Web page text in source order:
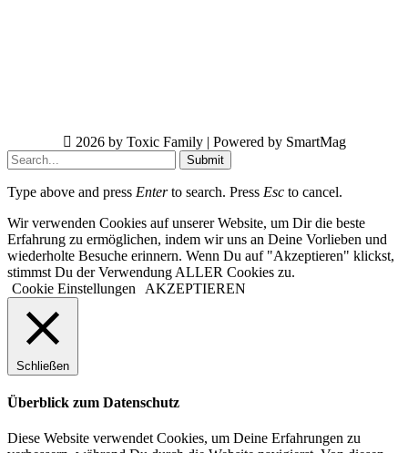
2026 by Toxic Family | Powered by SmartMag
Submit
Type above and press Enterto search. Press Esc to cancel.
Wir verwenden Cookies auf unserer Website, um Dir die beste
Erfahrung zu ermöglichen, indem wir uns an Deine Vorlieben und
wiederholte Besuche erinnern. Wenn Du auf "Akzeptieren" klickst,
stimmst Du der Verwendung ALLER Cookies zu.
Cookie Einstellungen
AKZEPTIEREN
Schließen
Überblick zum Datenschutz
Diese Website verwendet Cookies, um Deine Erfahrungen zu